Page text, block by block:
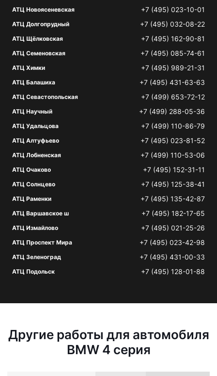
АТЦ Новоясеневская +7 (495) 023-10-01
АТЦ Долгопрудный +7 (495) 032-08-22
АТЦ Щёлковская +7 (495) 162-90-81
АТЦ Семеновская +7 (495) 085-74-61
АТЦ Химки +7 (495) 989-21-31
АТЦ Балашиха +7 (495) 431-63-63
АТЦ Севастопольская +7 (499) 653-72-12
АТЦ Научный +7 (499) 288-05-36
АТЦ Удальцова +7 (499) 110-86-79
АТЦ Алтуфьево +7 (495) 023-81-52
АТЦ Лобненская +7 (499) 110-53-06
АТЦ Очаково +7 (495) 152-31-11
АТЦ Солнцево +7 (495) 125-38-41
АТЦ Раменки +7 (495) 135-42-87
АТЦ Варшавское ш +7 (495) 182-17-65
АТЦ Измайлово +7 (495) 021-25-26
АТЦ Проспект Мира +7 (495) 023-42-98
АТЦ Зеленоград +7 (495) 431-00-33
АТЦ Подольск +7 (495) 128-01-88
Другие работы для автомобиля
BMW 4 серия